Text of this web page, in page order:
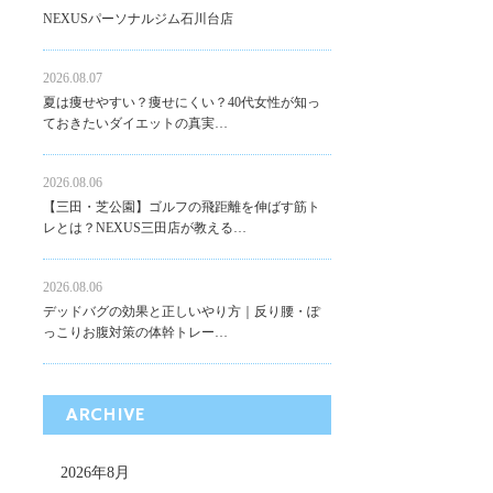
NEXUSパーソナルジム石川台店
2026.08.07
夏は痩せやすい？痩せにくい？40代女性が知っ
ておきたいダイエットの真実…
2026.08.06
【三田・芝公園】ゴルフの飛距離を伸ばす筋ト
レとは？NEXUS三田店が教える…
2026.08.06
デッドバグの効果と正しいやり方｜反り腰・ぽ
っこりお腹対策の体幹トレー…
ARCHIVE
2026年8月